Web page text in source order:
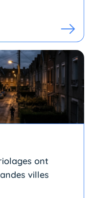
ont
villes